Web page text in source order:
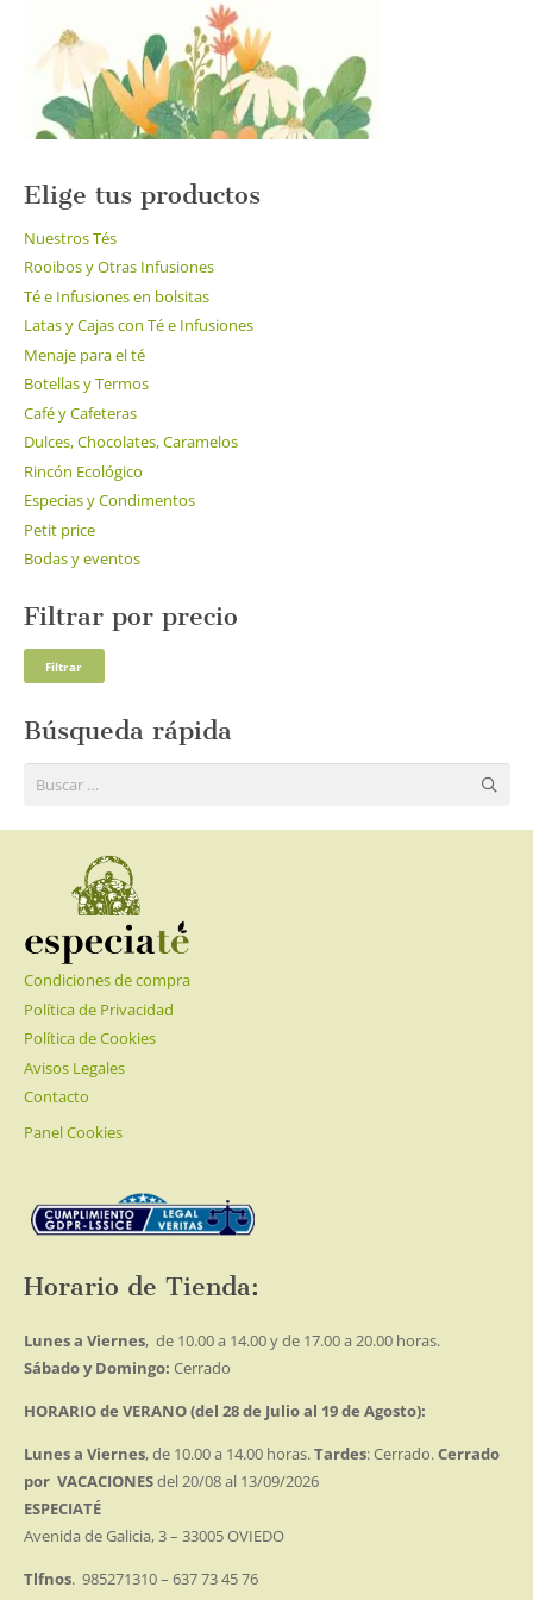
página
de
producto
Elige tus productos
Nuestros Tés
Rooibos y Otras Infusiones
Té e Infusiones en bolsitas
Latas y Cajas con Té e Infusiones
Menaje para el té
Botellas y Termos
Café y Cafeteras
Dulces, Chocolates, Caramelos
Rincón Ecológico
Especias y Condimentos
Petit price
Bodas y eventos
Filtrar por precio
Filtrar
Búsqueda rápida
Buscar:
Condiciones de compra
Política de Privacidad
Política de Cookies
Avisos Legales
Contacto
Panel Cookies
Horario de Tienda:
Lunes a Viernes, de 10.00 a 14.00 y de 17.00 a 20.00 horas.
Sábado y Domingo: Cerrado
HORARIO de VERANO (del 28 de Julio al 19 de Agosto):
Lunes a Viernes, de 10.00 a 14.00 horas.Tardes: Cerrado.Cerrado
por VACACIONESdel 20/08 al 13/09/2026
ESPECIATÉ
Avenida de Galicia, 3 – 33005 OVIEDO
Tlfnos. 985271310 – 637 73 45 76